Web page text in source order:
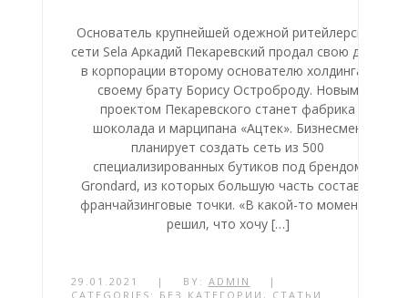
Основатель крупнейшей одежной ритейлерской
сети Sela Аркадий Пекаревский продал свою долю
в корпорации второму основателю холдинга и
своему брату Борису Остроброду. Новым
проектом Пекаревского станет фабрика
шоколада и марципана «Ацтек». Бизнесмен
планирует создать сеть из 500
специализированных бутиков под брендом
Grondard, из которых большую часть составят
франчайзинговые точки. «В какой-то момент я
решил, что хочу […]
29.01.2021 | BY: ADMIN
|
CATEGORIES: БЕЗ КАТЕГОРИИ , СТАТЬИ